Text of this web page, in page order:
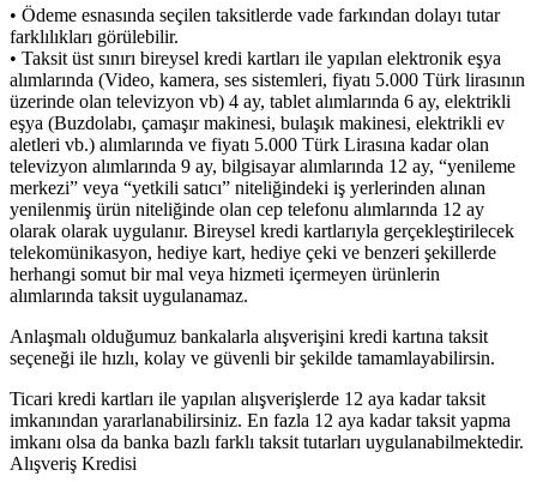
• Ödeme esnasında seçilen taksitlerde vade farkından dolayı tutar
farklılıkları görülebilir.
• Taksit üst sınırı bireysel kredi kartları ile yapılan elektronik eşya
alımlarında (Video, kamera, ses sistemleri, fiyatı 5.000 Türk lirasının
üzerinde olan televizyon vb) 4 ay, tablet alımlarında 6 ay, elektrikli
eşya (Buzdolabı, çamaşır makinesi, bulaşık makinesi, elektrikli ev
aletleri vb.) alımlarında ve fiyatı 5.000 Türk Lirasına kadar olan
televizyon alımlarında 9 ay, bilgisayar alımlarında 12 ay, “yenileme
merkezi” veya “yetkili satıcı” niteliğindeki iş yerlerinden alınan
yenilenmiş ürün niteliğinde olan cep telefonu alımlarında 12 ay
olarak olarak uygulanır. Bireysel kredi kartlarıyla gerçekleştirilecek
telekomünikasyon, hediye kart, hediye çeki ve benzeri şekillerde
herhangi somut bir mal veya hizmeti içermeyen ürünlerin
alımlarında taksit uygulanamaz.
Anlaşmalı olduğumuz bankalarla alışverişini kredi kartına taksit
seçeneği ile hızlı, kolay ve güvenli bir şekilde tamamlayabilirsin.
Ticari kredi kartları ile yapılan alışverişlerde 12 aya kadar taksit
imkanından yararlanabilirsiniz. En fazla 12 aya kadar taksit yapma
imkanı olsa da banka bazlı farklı taksit tutarları uygulanabilmektedir.
Alışveriş Kredisi